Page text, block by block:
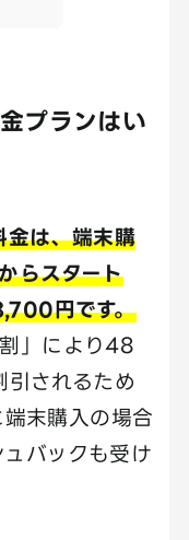
プランはい
金は、端末購
らスタート
円です。
」により48
引されるため
末購入の場合
バックも受け